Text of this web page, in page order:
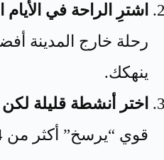
اشترِ الراحة في الأيام
رحلة خارج المدينة
ينهكك.
اختر أنشطة قليلة
قوي “يرسخ” أكثر من 4 أنشطة سريعة.